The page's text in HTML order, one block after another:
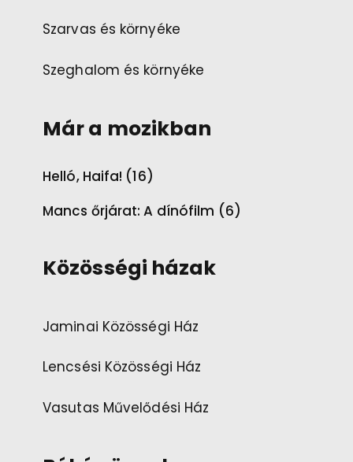
Szarvas és környéke
Szeghalom és környéke
Már a mozikban
Helló, Haifa! (16)
Mancs őrjárat: A dínófilm (6)
Közösségi házak
Jaminai Közösségi Ház
Lencsési Közösségi Ház
Vasutas Művelődési Ház